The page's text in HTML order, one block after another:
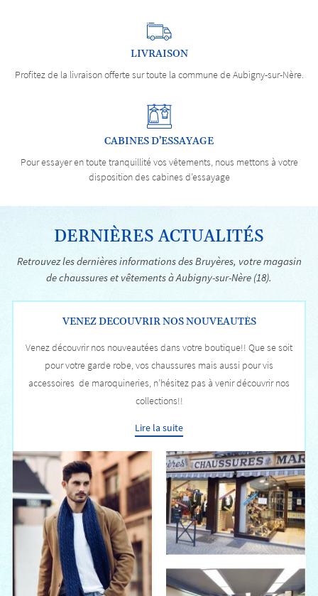
LIVRAISON
Profitez de la livraison offerte sur toute la commune de Aubigny-sur-Nère.
CABINES D’ESSAYAGE
Pour essayer en toute tranquillité vos vêtements, nous mettons à votre
disposition des cabines d’essayage
DERNIÈRES ACTUALITÉS
Retrouvez les dernières informations des Bruyères, votre magasin
de chaussures et vêtements à Aubigny-sur-Nère (18).
VENEZ DECOUVRIR NOS NOUVEAUTÉS
Venez découvrir nos nouveautées dans votre boutique!! Que se soit
pour votre garde robe, vos chaussures mais aussi pour vis
accessoires de maroquineries, n’hésitez pas à venir découvrir nos
collections!!
Lire la suite